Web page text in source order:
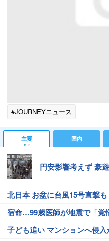
#JOURNEYニュース
主要 国内
円安影響考えず 豪
北日本 お盆に台風15号直撃も
宿命…99歳医師が地震で「覚
子ども追い マンションへ侵入